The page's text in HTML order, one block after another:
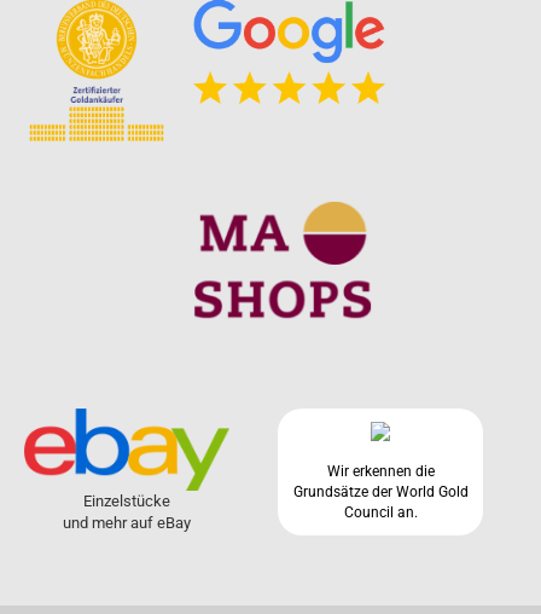
Einzelstücke
und mehr auf eBay
Wir erkennen die
Grundsätze der World Gold
Council an.